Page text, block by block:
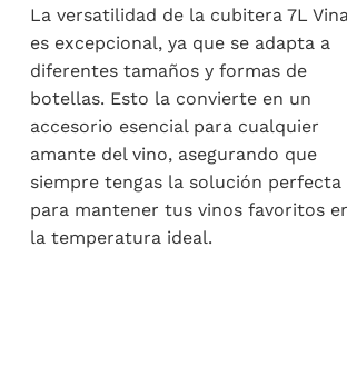
La versatilidad de la cubitera 7L
es excepcional, ya que se adapta a
diferentes tamaños y formas de
botellas. Esto la convierte en un
accesorio esencial para cualquier
amante del vino, asegurando que
siempre tengas la solución perfecta
para mantener tus vinos favoritos
la temperatura ideal.